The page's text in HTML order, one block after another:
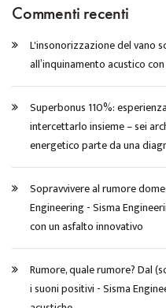
Commenti recenti
L'insonorizzazione del vano
all’inquinamento acustico
Superbonus 110%:
intercettarlo insieme – sei
energetico parte da una
Sopravvivere al rumore
Engineering - Sisma
con un asfalto innovativo
Rumore, quale rumore? Dal
i suoni positivi - Sisma